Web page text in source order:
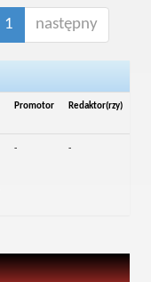
1 następny
Promotor Redaktor(rzy)
- -